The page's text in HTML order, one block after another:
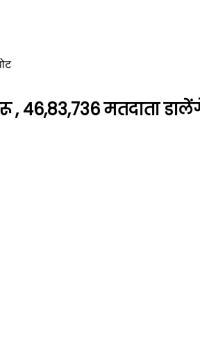
46,83,736 मतदाता